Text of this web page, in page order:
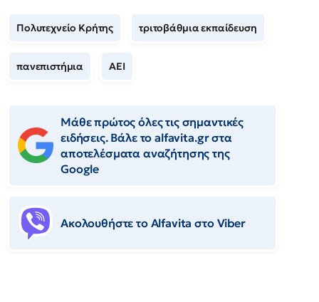
Πολυτεχνείο Κρήτης τριτοβάθμια εκπαίδευση
πανεπιστήμια ΑΕΙ
Μάθε πρώτος όλες τις σημαντικές
ειδήσεις. Βάλε το alfavita.gr στα
αποτελέσματα αναζήτησης της
Google
Ακολουθήστε το Αlfavita στο Viber